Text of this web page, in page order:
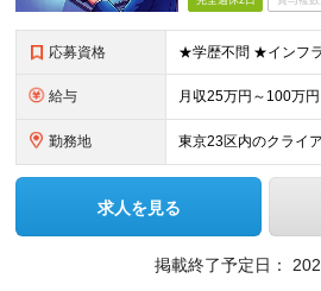
応募資格
給与
勤務地
求人を見る
掲載終了予定日：